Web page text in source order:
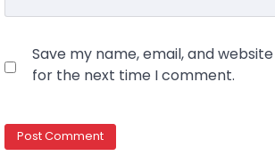
Save my name, email, and
for the next time I comment.